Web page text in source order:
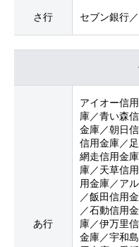
さ行 セブン銀行
あ行
アイオー信
庫／青い森
金庫／朝日
信用金庫／
網走信用金
庫／天草信
用金庫／ア
／飯田信用
／石動信用
庫／伊万里
金庫／宇和